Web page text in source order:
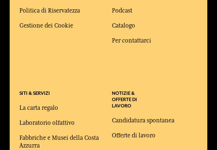
Politica di Riservatezza
Gestione dei Cookie
SITI & SERVIZI
La carta regalo
Laboratorio olfattivo
Fabbriche e Musei della Costa
Azzurra
Podcast
Catalogo
Per contattarci
NOTIZIE &
OFFERTE DI
LAVORO
Candidatura spontanea
Offerte di lavoro